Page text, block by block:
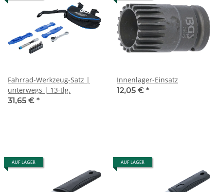
Fahrrad-Werkzeug-Satz |
unterwegs | 13-tlg.
31,65 € *
Innenlager-Einsatz
12,05 € *
AUF LAGER AUF LAGER